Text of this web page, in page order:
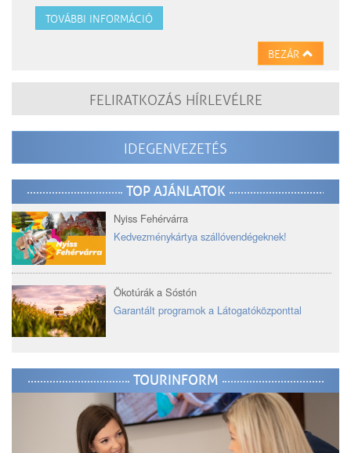
TOVÁBBI INFORMÁCIÓ
BEZÁR
FELIRATKOZÁS HÍRLEVÉLRE
IDEGENVEZETÉS
TOP AJÁNLATOK
Nyiss Fehérvárra
Kedvezménykártya szállóvendégeknek!
Ökotúrák a Sóstón
Garantált programok a Látogatóközponttal
TOURINFORM